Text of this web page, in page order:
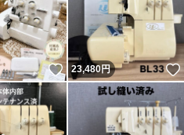
いいね！
23,480円